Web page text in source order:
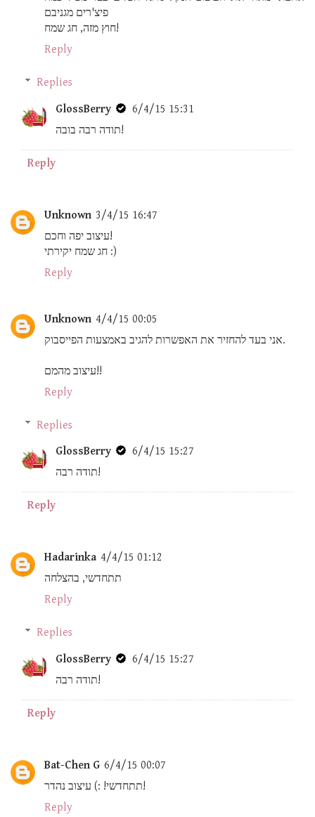
פיצ'רים מגניבם
חוץ מזה, חג שמח!
Reply
Replies
GlossBerry
6/4/15 15:31
תודה רבה בובה!
Reply
Unknown 3/4/15 16:47
עיצוב יפה וחכם!
חג שמח יקירתי :)
Reply
Unknown 4/4/15 00:05
אני בעד להחזיר את האפשרות להגיב באמצעות הפייסבוק.
עיצוב מהמם!!
Reply
Replies
GlossBerry
6/4/15 15:27
תודה רבה!
Reply
Hadarinka 4/4/15 01:12
תתחדשי, בהצלחה
Reply
Replies
GlossBerry
6/4/15 15:27
תודה רבה!
Reply
Bat-Chen G 6/4/15 00:07
תתחדשי! :) עיצוב נהדר!
Reply